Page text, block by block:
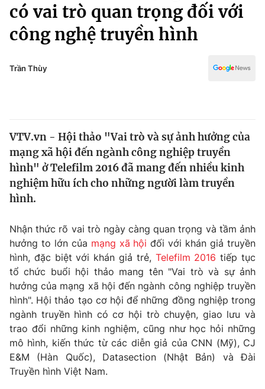
Chính trị
Xã hội
Pháp luật
Thế giới
Tin tức
Thế giới đó đây
Kinh tế
Tài chính
Thị trường
Góc doanh nghiệp
Truyền hình
Phim VTV
Hậu trường
Nhân vật
Khán giả
Giải sao mai
Giải trí
Điện ảnh
Âm nhạc
Sao
Đời sống
Du lịch
Làm đẹp
Giáo dục
Tuyển sinh
Truyền hình
Văn hóa - Giải trí
Y tế
Công nghệ
có vai trò quan trọng đối với
công nghệ truyền hình
Trần Thùy
VTV.vn - Hội thảo "Vai trò và sự ảnh hưởng của
mạng xã hội đến ngành công nghiệp truyền
hình" ở Telefilm 2016 đã mang đến nhiều kinh
nghiệm hữu ích cho những người làm truyền
hình.
Nhận thức rõ vai trò ngày càng quan trọng và tầm ảnh
hưởng to lớn của mạng xã hội đối với khán giả truyền
hình, đặc biệt với khán giả trẻ, Telefilm 2016 tiếp tục
tổ chức buổi hội thảo mang tên "Vai trò và sự ảnh
hưởng của mạng xã hội đến ngành công nghiệp truyền
hình". Hội thảo tạo cơ hội để những đồng nghiệp trong
ngành truyền hình có cơ hội trò chuyện, giao lưu và
trao đổi những kinh nghiệm, cũng như học hỏi những
mô hình, kiến thức từ các diễn giả của CNN (Mỹ), CJ
E&M (Hàn Quốc), Datasection (Nhật Bản) và Đài
Truyền hình Việt Nam.